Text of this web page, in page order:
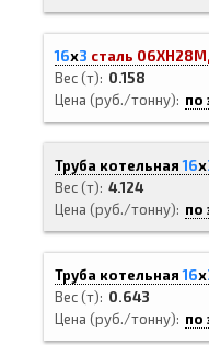
16х3 сталь
Вес (т)
0.158
Цена (руб./тонну)
по
Труба котельная16х
Вес (т) 4.124
Цена (руб./тонну)
по
Труба котельная16х
Вес (т)
0.643
Цена (руб./тонну)
по